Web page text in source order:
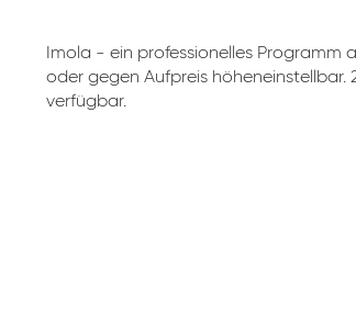
Imola - ein professionelles Programm
oder gegen Aufpreis höheneinstellbar.
verfügbar.